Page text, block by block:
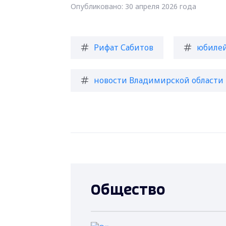
Опубликовано: 30 апреля 2026 года
Рифат Сабитов
новости Владимирской области
Общество